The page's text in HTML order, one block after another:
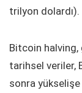
trilyon dolardı).
Bitcoin halving,
tarihsel veriler,
sonra